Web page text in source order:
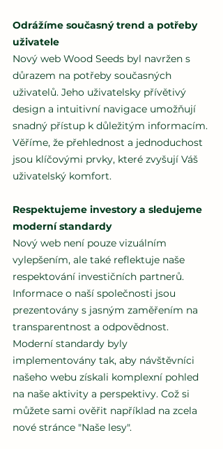
Odrážíme současný trend a potřeby
uživatele
Nový web Wood Seeds byl navržen s
důrazem na potřeby současných
uživatelů. Jeho uživatelsky přívětivý
design a intuitivní navigace umožňují
snadný přístup k důležitým informacím.
Věříme, že přehlednost a jednoduchost
jsou klíčovými prvky, které zvyšují Váš
uživatelský komfort.
Respektujeme investory a sledujeme
moderní standardy
Nový web není pouze vizuálním
vylepšením, ale také reflektuje naše
respektování investičních partnerů.
Informace o naší společnosti jsou
prezentovány s jasným zaměřením na
transparentnost a odpovědnost.
Moderní standardy byly
implementovány tak, aby návštěvníci
našeho webu získali komplexní pohled
na naše aktivity a perspektivy. Což si
můžete sami ověřit například na zcela
nové stránce "Naše lesy".